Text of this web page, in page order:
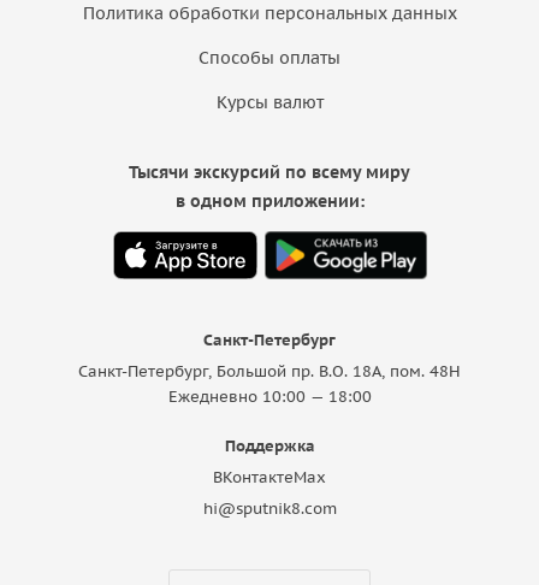
Политика обработки персональных данных
Способы оплаты
Курсы валют
Санкт-Петербург
Санкт-Петербург, Большой пр. В.О. 18A, пом. 48Н
Ежедневно 10:00 — 18:00
Поддержка
ВКонтактеMax
hi@sputnik8.com
Тысячи экскурсий по всему миру
в одном приложении: